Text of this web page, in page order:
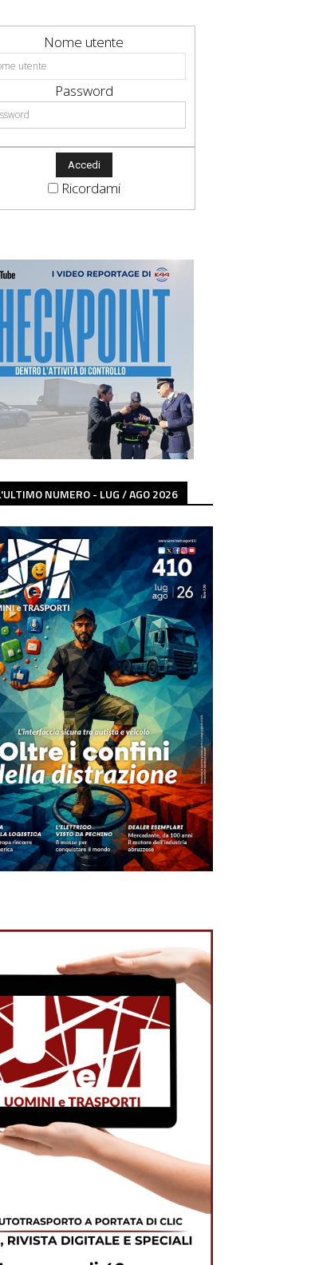
Nome utente
Password
Ricordami
NUMERO - LUG / AGO 2026